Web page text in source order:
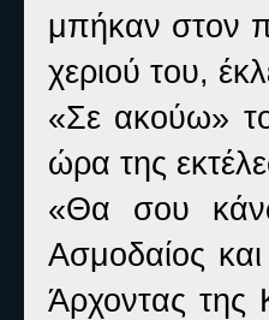
μπήκαν στον
χεριού του,
«Σε ακούω»
ώρα της
«Θα σου
Ασμοδαίος
Άρχοντας της